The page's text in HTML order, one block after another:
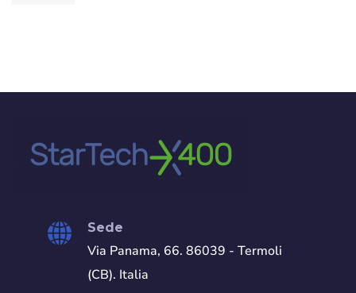
Sede
Via Panama, 66. 86039 - Termoli
(CB). Italia